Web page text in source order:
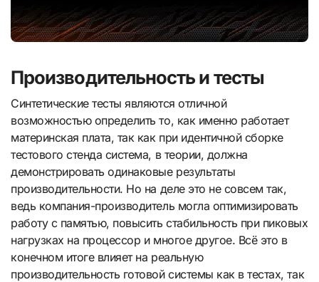
Производительность и тесты
Синтетические тесты являются отличной
возможностью определить то, как именно работает
материнская плата, так как при идентичной сборке
тестового стенда система, в теории, должна
демонстрировать одинаковые результаты
производительности. Но на деле это не совсем так,
ведь компания-производитель могла оптимизировать
работу с памятью, повысить стабильность при пиковых
нагрузках на процессор и многое другое. Всё это в
конечном итоге влияет на реальную
производительность готовой системы как в тестах, так